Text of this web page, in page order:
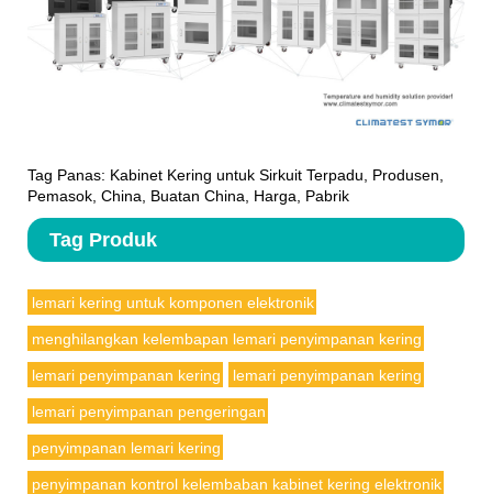
Tag Panas: Kabinet Kering untuk Sirkuit Terpadu, Produsen,
Pemasok, China, Buatan China, Harga, Pabrik
Tag Produk
lemari kering untuk komponen elektronik
menghilangkan kelembapan lemari penyimpanan kering
lemari penyimpanan kering lemari penyimpanan kering
lemari penyimpanan pengeringan
penyimpanan lemari kering
penyimpanan kontrol kelembaban kabinet kering elektronik